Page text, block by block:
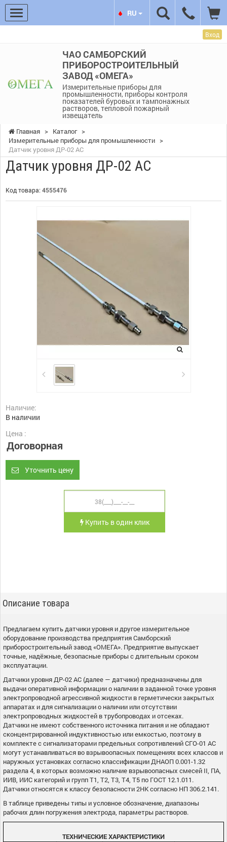
Вход
ЧАО САМБОРСКИЙ
ПРИБОРОСТРОИТЕЛЬНЫЙ
ЗАВОД «ОМЕГА»
Измерительные приборы для
промышленности, приборы контроля
показателей буровых и тампонажных
растворов, тепловой пожарный
извещатель
RU
Главная > Каталог >
Измерительные приборы для промышленности >
Датчик уровня ДР-02 АС
Датчик уровня ДР-02 АС
Код товара: 4555476
Наличие:
В наличии
Цена :
Договорная
Уточнить цену
Купить в один клик
Описание товара
Предлагаем купить датчики уровня и другое измерительное
оборудование производства предприятия Самборский
приборостроительный завод «ОМЕГА». Предприятие выпускает
точные, надёжные, безопасные приборы с длительным сроком
эксплуатации.
Датчики уровня ДР-02 АС (далее — датчики) предназначены для
выдачи оперативной информации о наличии в заданной точке уровня
электропроводной агрессивной жидкости в герметически закрытых
аппаратах и ​​для сигнализации о наличии или отсутствии
электропроводных жидкостей в трубопроводах и отсеках.
Датчики не имеют собственного источника питания и не обладают
сконцентрированной индуктивностью или емкостью, поэтому в
комплекте с сигнализаторами предельных сопротивлений СГО-01 АС
могут устанавливаться во взрывоопасных помещениях всех классов и
наружных установках согласно классификации ДНАОП 0.001-1.32
раздела 4, в которых возможно наличие взрывоопасных смесей II, ПА,
ИИВ, ИИС категорий и групп Т1, Т2, Т3, Т4, Т5 по ГОСТ 12.1.011.
Датчики относятся к классу безопасности 2НК согласно НП 306.2.141.
В таблице приведены типы и условное обозначение, диапазоны
рабочих длин погружения электрода, параметры растворов.
ТЕХНИЧЕСКИЕ ХАРАКТЕРИСТИКИ